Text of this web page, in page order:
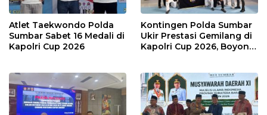
Atlet Taekwondo Polda
Sumbar Sabet 16 Medali di
Kapolri Cup 2026
Kontingen Polda Sumbar
Ukir Prestasi Gemilang di
Kapolri Cup 2026, Boyong